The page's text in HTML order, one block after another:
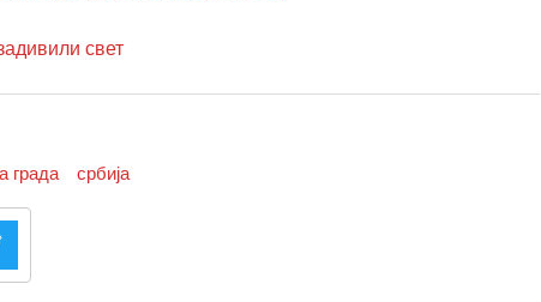
свет
града србија